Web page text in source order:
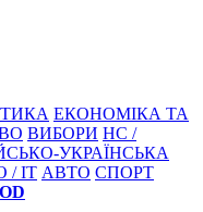
ЕКОНОМІКА ТА
ВИБОРИ НС /
УКРАЇНСЬКА
/ IT АВТО СПОРТ